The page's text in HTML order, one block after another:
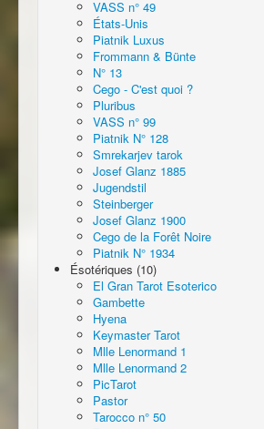
VASS n° 49
États-Unis
Piatnik Luxus
Frommann & Bünte
N° 13
Cego - C'est quoi ?
Pluribus
VASS n° 99
Piatnik N° 128
Smrekarjev tarok
Josef Glanz 1885
Jugendstil
Steinberger
Josef Glanz 1900
Cego de la Forêt Noire
Piatnik N° 1934
Ésotériques (10)
El Gran Tarot Esoterico
Gambette
Hyena
Keymaster Tarot
Mlle Lenormand 1
Mlle Lenormand 2
PicTarot
Pastor
Tarocco n° 50